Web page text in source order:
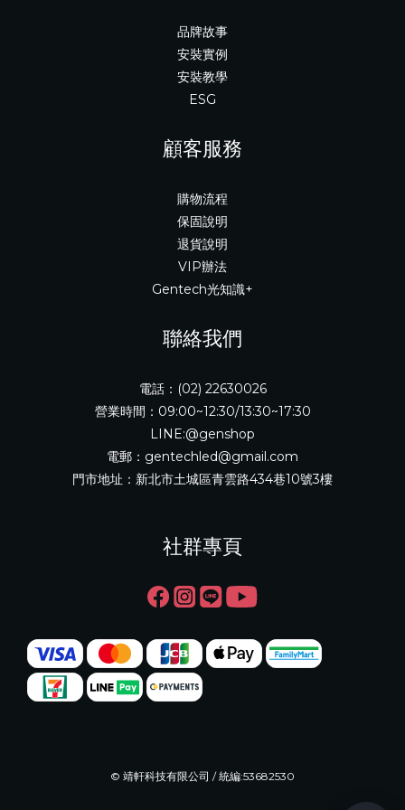
品牌故事
安裝實例
安裝教學
ESG
顧客服務
購物流程
保固說明
退貨說明
VIP辦法
Gentech光知識+
聯絡我們
電話：(02) 22630026
營業時間：09:00~12:30/13:30~17:30
LINE:@genshop
電郵：gentechled@gmail.com
門市地址：新北市土城區青雲路434巷10號3樓
社群專頁
© 靖軒科技有限公司 / 統編:53682530